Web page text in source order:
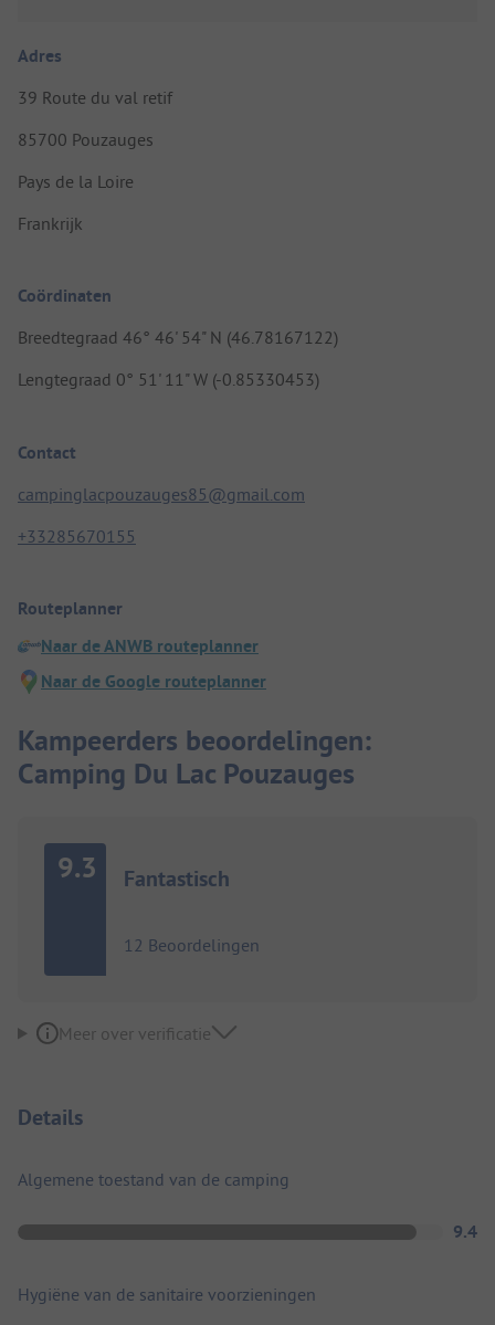
Adres
39 Route du val retif
85700 Pouzauges
Pays de la Loire
Frankrijk
Coördinaten
Breedtegraad 46° 46' 54" N (46.78167122)
Lengtegraad 0° 51' 11" W (-0.85330453)
Contact
campinglacpouzauges85@gmail.com
+33285670155
Routeplanner
Naar de ANWB routeplanner
Naar de Google routeplanner
Kampeerders beoordelingen:
Camping Du Lac Pouzauges
9.3 Fantastisch
12 Beoordelingen
Meer over verificatie
Details
Algemene toestand van de camping
9.4
Hygiëne van de sanitaire voorzieningen